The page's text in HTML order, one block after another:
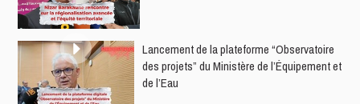
​Lancement de la plateforme “Observatoire
des projets” du Ministère de l’Équipement et
de l’Eau